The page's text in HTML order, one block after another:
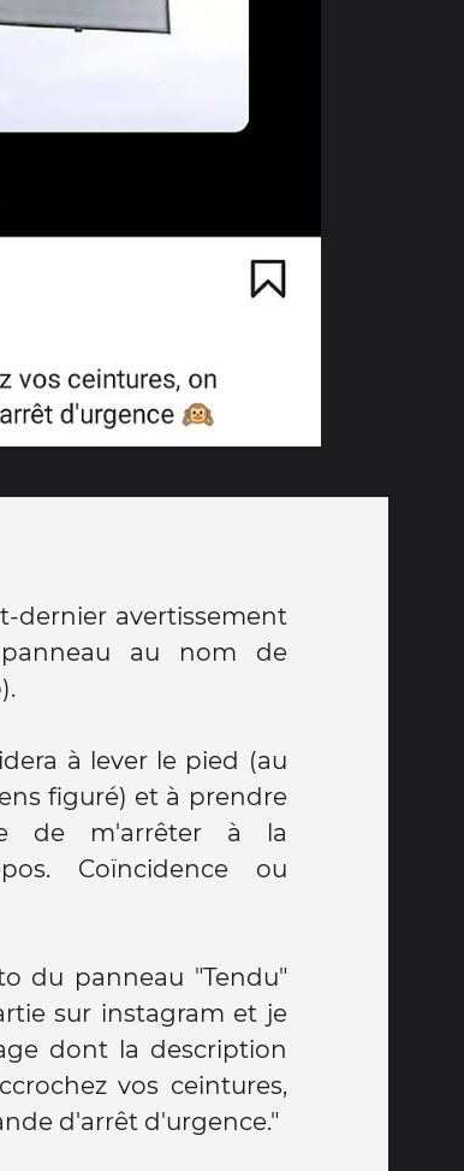
dernier avertissement
au nom de
à lever le pied (au
figuré) et à prendre
de m'arrêter à la
Coïncidence ou
du panneau "Tendu"
sur instagram et je
dont la description
vos ceintures,
d'arrêt d'urgence."